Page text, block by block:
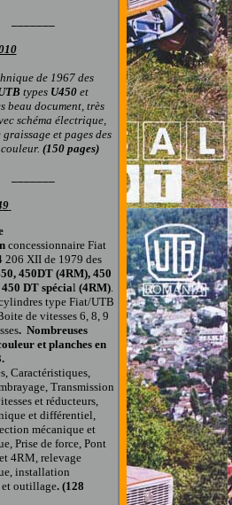
de 1967 des
typesU450 et
beau document, très
schéma électrique,
graissage et pages des
(150 pages)
9
concessionnaire Fiat
206 XII de 1979 des
, 450DT (4RM), 450
DT spécial (4RM).
type Fiat/UTB
de vitesses 6, 8, 9
. Nombreuses
et planches en
Caractéristiques,
Transmission
et réducteurs,
et différentiel,
mécanique et
Prise de force, Pont
4RM, relevage
installation
outillage. (128